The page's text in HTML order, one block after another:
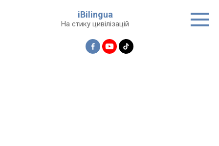
iBilingua
На стику цивілізацій